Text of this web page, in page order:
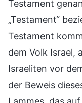
Testament
„Testament“
Testament
dem Volk Israel,
Israeliten vor
der Beweis